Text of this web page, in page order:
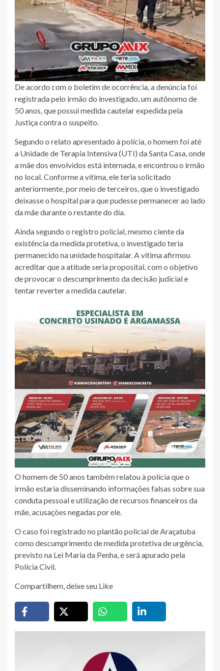
De acordo com o boletim de ocorrência, a denúncia foi
registrada pelo irmão do investigado, um autônomo de
50 anos, que possui medida cautelar expedida pela
Justiça contra o suspeito.
Segundo o relato apresentado à polícia, o homem foi até
a Unidade de Terapia Intensiva (UTI) da Santa Casa, onde
a mãe dos envolvidos está internada, e encontrou o irmão
no local. Conforme a vítima, ele teria solicitado
anteriormente, por meio de terceiros, que o investigado
deixasse o hospital para que pudesse permanecer ao lado
da mãe durante o restante do dia.
Ainda segundo o registro policial, mesmo ciente da
existência da medida protetiva, o investigado teria
permanecido na unidade hospitalar. A vítima afirmou
acreditar que a atitude seria proposital, com o objetivo
de provocar o descumprimento da decisão judicial e
tentar reverter a medida cautelar.
O homem de 50 anos também relatou à polícia que o
irmão estaria disseminando informações falsas sobre sua
conduta pessoal e utilização de recursos financeiros da
mãe, acusações negadas por ele.
O caso foi registrado no plantão policial de Araçatuba
como descumprimento de medida protetiva de urgência,
previsto na Lei Maria da Penha, e será apurado pela
Polícia Civil.
Compartilhem, deixe seu Like